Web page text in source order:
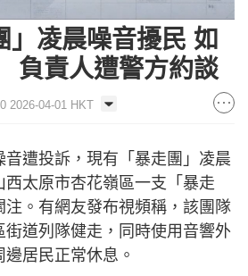
100.00%
」凌晨噪音擾民 如
負責人遭警方約談
2026-04-01 HKT
遭投訴，現有「暴走團」凌晨
西太原市杏花嶺區一支「暴走
注。有網友發布視頻稱，該團隊
道列隊健走，同時使用音響外
居民正常休息。